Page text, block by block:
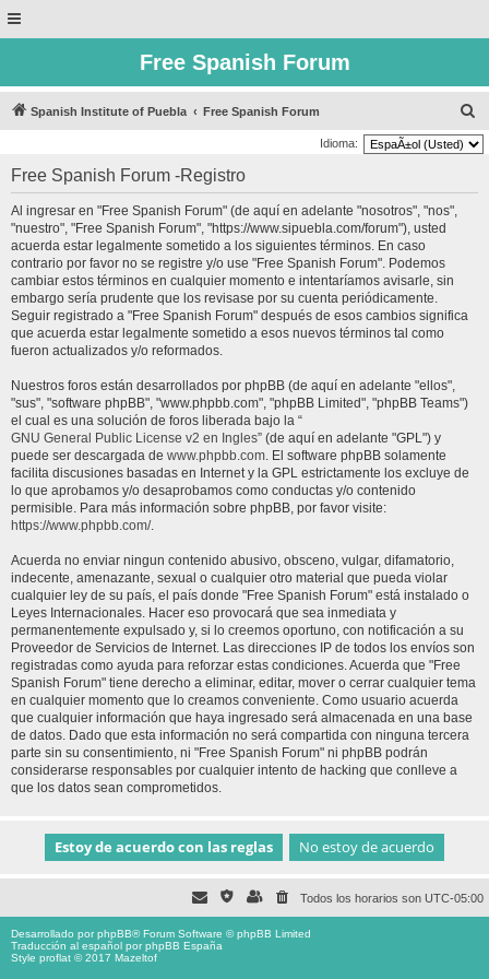
Free Spanish Forum
Spanish Institute of Puebla Free Spanish Forum
u
Idioma:
Free Spanish Forum -Registro
Al ingresar en "Free Spanish Forum" (de aquí en adelante "nosotros", "nos",
"nuestro", "Free Spanish Forum", "https://www.sipuebla.com/forum"), usted
acuerda estar legalmente sometido a los siguientes términos. En caso
contrario por favor no se registre y/o use "Free Spanish Forum". Podemos
cambiar estos términos en cualquier momento e intentaríamos avisarle, sin
embargo sería prudente que los revisase por su cuenta periódicamente.
Seguir registrado a "Free Spanish Forum" después de esos cambios significa
que acuerda estar legalmente sometido a esos nuevos términos tal como
fueron actualizados y/o reformados.
Nuestros foros están desarrollados por phpBB (de aquí en adelante "ellos",
"sus", "software phpBB", "www.phpbb.com", "phpBB Limited", "phpBB Teams")
el cual es una solución de foros liberada bajo la “
GNU General Public License v2 en Ingles” (de aquí en adelante "GPL") y
puede ser descargada de www.phpbb.com. El software phpBB solamente
facilita discusiones basadas en Internet y la GPL estrictamente los excluye de
lo que aprobamos y/o desaprobamos como conductas y/o contenido
permisible. Para más información sobre phpBB, por favor visite:
https://www.phpbb.com/.
Acuerda no enviar ningun contenido abusivo, obsceno, vulgar, difamatorio,
indecente, amenazante, sexual o cualquier otro material que pueda violar
cualquier ley de su país, el país donde "Free Spanish Forum" está instalado o
Leyes Internacionales. Hacer eso provocará que sea inmediata y
permanentemente expulsado y, si lo creemos oportuno, con notificación a su
Proveedor de Servicios de Internet. Las direcciones IP de todos los envíos son
registradas como ayuda para reforzar estas condiciones. Acuerda que "Free
Spanish Forum" tiene derecho a eliminar, editar, mover o cerrar cualquier tema
en cualquier momento que lo creamos conveniente. Como usuario acuerda
que cualquier información que haya ingresado será almacenada en una base
de datos. Dado que esta información no será compartida con ninguna tercera
parte sin su consentimiento, ni "Free Spanish Forum" ni phpBB podrán
considerarse responsables por cualquier intento de hacking que conlleve a
que los datos sean comprometidos.
Todos los horarios son UTC-05:00
Desarrollado porphpBB® Forum Software © phpBB Limited
Traducción al español porphpBB España
Style proflat © 2017 Mazeltof